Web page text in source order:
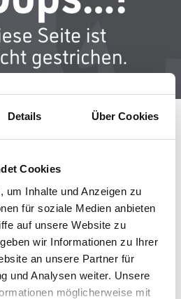
Details Über Cookies
Cookies
um Inhalte und Anzeigen zu
für soziale Medien anbieten
auf unsere Website zu
wir Informationen zu Ihrer
an unsere Partner für
und Analysen weiter. Unsere
möglicherweise mit
schon an der Lösung und
schnell wie möglich beheben.
unseren Online-Shop
Sie sich inspirieren.
ONLINE-SHOP